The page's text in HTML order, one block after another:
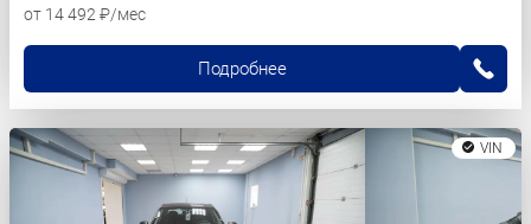
от 14 492 ₽/мес
Подробнее
VIN